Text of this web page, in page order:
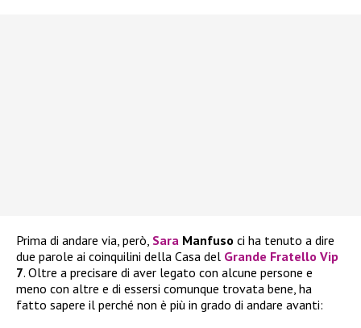
Prima di andare via, però, Sara Manfuso ci ha tenuto a dire
due parole ai coinquilini della Casa del Grande Fratello Vip
7. Oltre a precisare di aver legato con alcune persone e
meno con altre e di essersi comunque trovata bene, ha
fatto sapere il perché non è più in grado di andare avanti: